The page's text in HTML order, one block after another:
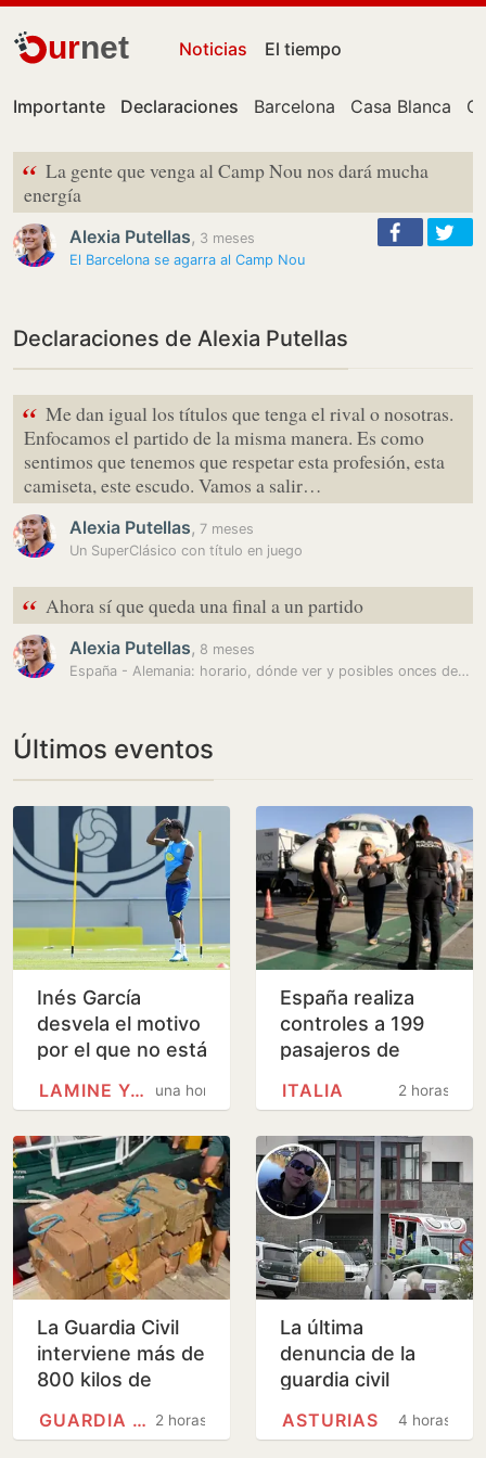
urnet Noticias El tiempo
Importante Declaraciones Barcelona Casa Blanca
“ La gente que venga al Camp Nou nos dará mucha
energía
Alexia Putellas, 3 meses
El Barcelona se agarra al Camp Nou
Declaraciones de Alexia Putellas
“ Me dan igual los títulos que tenga el rival o nosotras.
Enfocamos el partido de la misma manera. Es como
sentimos que tenemos que respetar esta profesión, esta
camiseta, este escudo. Vamos a salir…
Alexia Putellas, 7 meses
Un SuperClásico con título en juego
“ Ahora sí que queda una final a un partido
Alexia Putellas, 8 meses
España - Alemania: horario, dónde ver y posibles onces de la vuelta de…
Últimos eventos
Inés García
desvela el motivo
por el que no está
en Colombia:una hora
LAMINE YAMAL
España realiza
controles a 199
pasajeros de
en el primer día
Italia
2 horas
ITALIA
La Guardia Civil
interviene más de
800 kilos de
2 horas
GUARDIA CIVIL
La última
denuncia de la
guardia civil
cuartel de
4 horas
ASTURIAS